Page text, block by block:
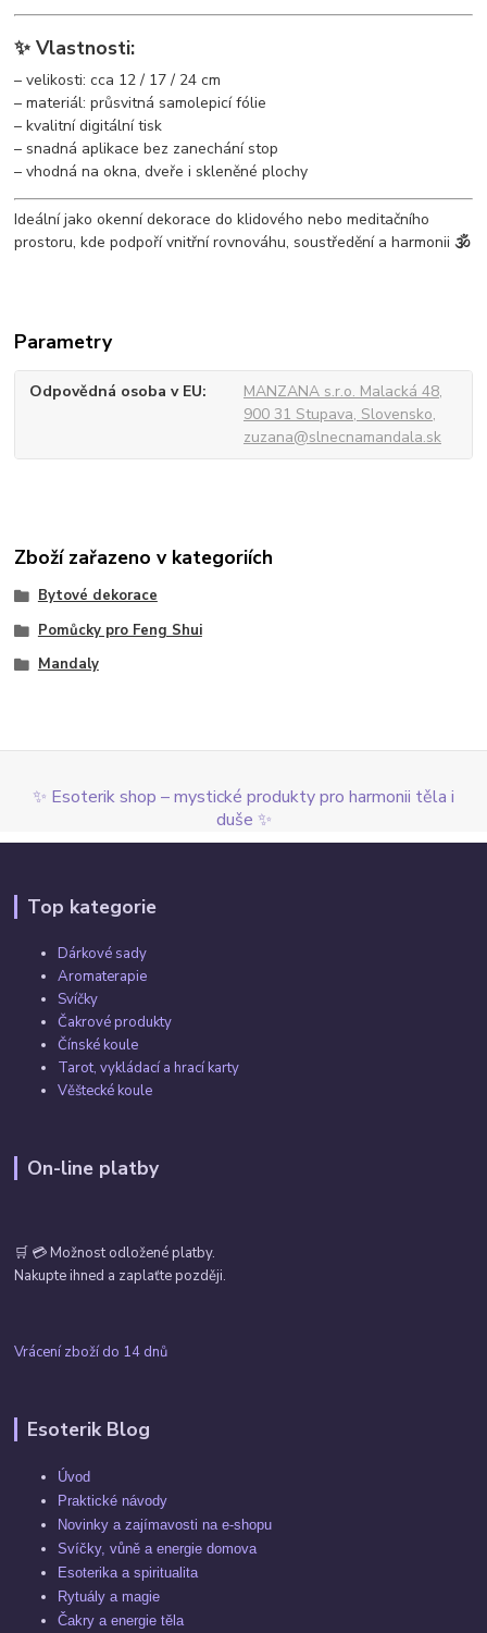
✨ Vlastnosti:
– velikosti: cca 12 / 17 / 24 cm
– materiál: průsvitná samolepicí fólie
– kvalitní digitální tisk
– snadná aplikace bez zanechání stop
– vhodná na okna, dveře i skleněné plochy
Ideální jako okenní dekorace do klidového nebo meditačního
prostoru, kde podpoří vnitřní rovnováhu, soustředění a harmonii 🕉️
Parametry
Odpovědná osoba v EU
MANZANA s.r.o. Malacká 48,
900 31 Stupava, Slovensko,
zuzana@slnecnamandala.sk
Zboží zařazeno v kategoriích
Bytové dekorace
Pomůcky pro Feng Shui
Mandaly
✨ Esoterik shop – mystické produkty pro harmonii těla i
duše ✨
Top kategorie
Dárkové sady
Aromaterapie
Svíčky
Čakrové produkty
Čínské koule
Tarot, vykládací a hrací karty
Věštecké koule
On-line platby
🛒 💳 Možnost odložené platby.
Nakupte ihned a zaplaťte později.
Vrácení zboží do 14 dnů
Esoterik Blog
Úvod
Praktické návody
Novinky a zajímavosti na e-shopu
Svíčky, vůně a energie domova
Esoterika a spiritualita
Rytuály a magie
Čakry a energie těla